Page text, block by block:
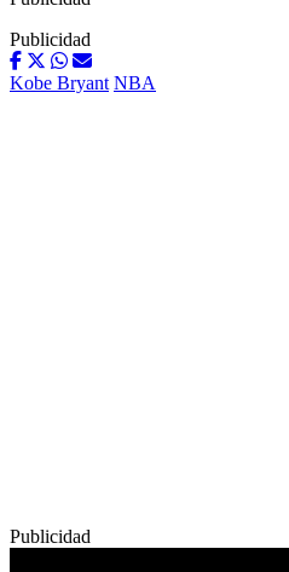
Publicidad
Kobe Bryant NBA
Publicidad